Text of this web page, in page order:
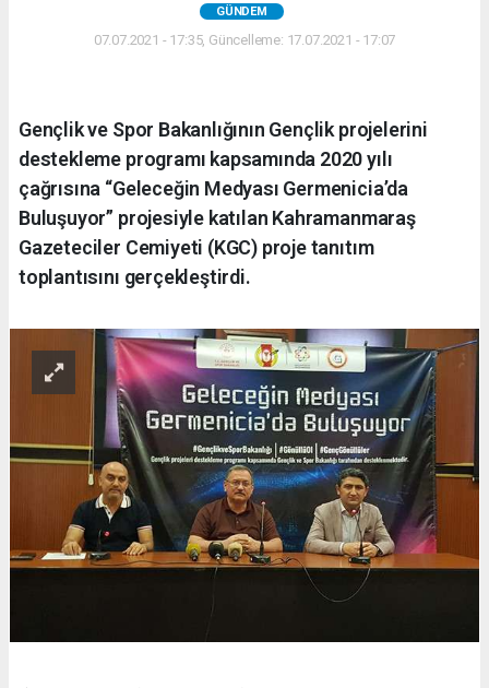
GÜNDEM
07.07.2021 - 17:35, Güncelleme: 17.07.2021 - 17:07
Gençlik ve Spor Bakanlığının Gençlik projelerini
destekleme programı kapsamında 2020 yılı
çağrısına “Geleceğin Medyası Germenicia’da
Buluşuyor” projesiyle katılan Kahramanmaraş
Gazeteciler Cemiyeti (KGC) proje tanıtım
toplantısını gerçekleştirdi.